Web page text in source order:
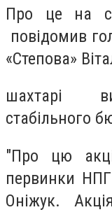
Про це на
повідомив
«Степова»
шахтарі
стабільного
"Про цю
первинки
Оніжук.